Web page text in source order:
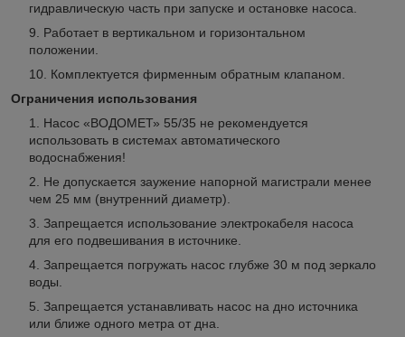
гидравлическую часть при запуске и остановке насоса.
Работает в вертикальном и горизонтальном
положении.
Комплектуется фирменным обратным клапаном.
Ограничения использования
Насос «ВОДОМЕТ» 55/35 не рекомендуется
использовать в системах автоматического
водоснабжения!
Не допускается заужение напорной магистрали менее
чем 25 мм (внутренний диаметр).
Запрещается использование электрокабеля насоса
для его подвешивания в источнике.
Запрещается погружать насос глубже 30 м под зеркало
воды.
Запрещается устанавливать насос на дно источника
или ближе одного метра от дна.